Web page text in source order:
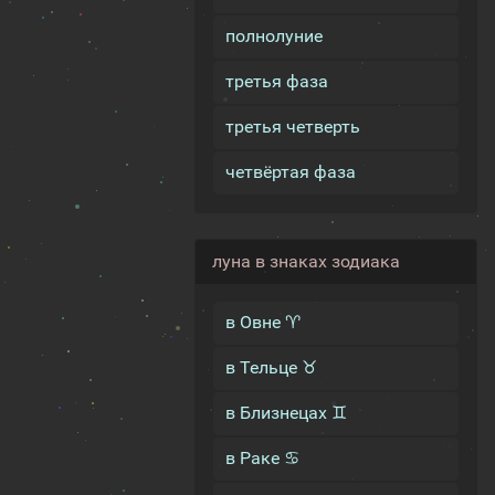
полнолуние
третья фаза
третья четверть
четвёртая фаза
луна в знаках зодиака
в Овне ♈
в Тельце ♉
в Близнецах ♊
в Раке ♋